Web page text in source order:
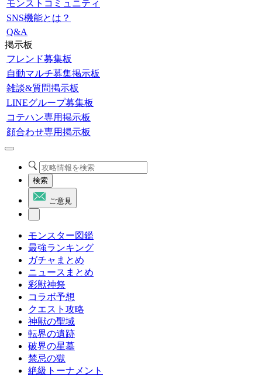
モンストコミュニティ
SNS機能とは？
Q&A
掲示板
フレンド募集板
自動マルチ募集掲示板
雑談&質問掲示板
LINEグループ募集板
コテハン専用掲示板
顔合わせ専用掲示板
検索
ご意見
モンスター図鑑
最強ランキング
ガチャまとめ
ニュースまとめ
彩獣神祭
コラボ予想
クエスト攻略
神獣の聖域
転界の遺跡
破界の星墓
禁忌の獄
絶級トーナメント